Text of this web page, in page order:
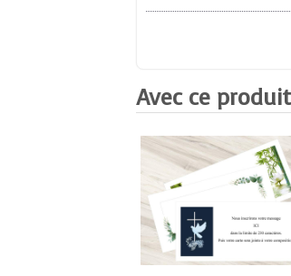
Avec ce